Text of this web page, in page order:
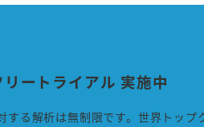
ートライアル 実施中
る解析は無制限です。世界トッ